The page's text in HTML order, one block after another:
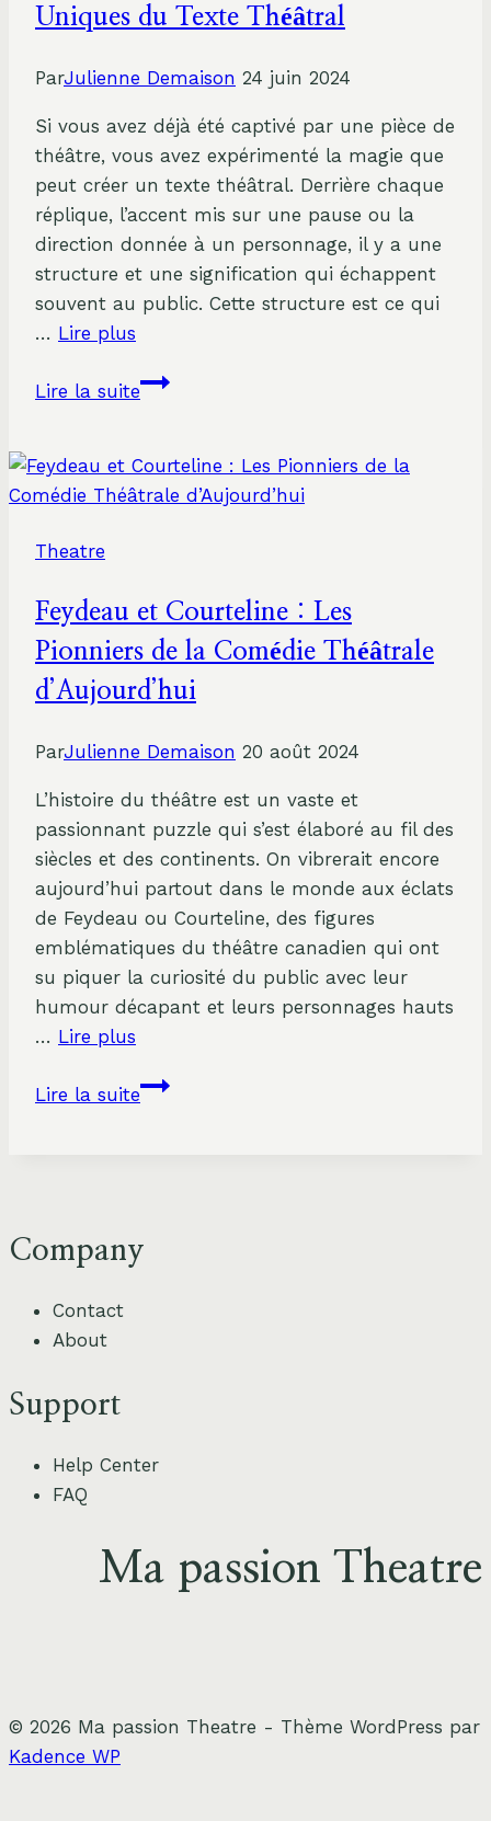
Origines
cet
Scénique
Uniques du Texte Théâtral
ParJulienne Demaison 24 juin 2024
Si vous avez déjà été captivé par une pièce de
théâtre, vous avez expérimenté la magie que
peut créer un texte théâtral. Derrière chaque
réplique, l’accent mis sur une pause ou la
direction donnée à un personnage, il y a une
structure et une signification qui échappent
souvent au public. Cette structure est ce qui
… Lire plus
Lire la suiteDécouvrez
Uniques
du
Theatre
Feydeau et Courteline : Les
Pionniers de la Comédie Théâtrale
d’Aujourd’hui
ParJulienne Demaison 20 août 2024
L’histoire du théâtre est un vaste et
passionnant puzzle qui s’est élaboré au fil des
siècles et des continents. On vibrerait encore
aujourd’hui partout dans le monde aux éclats
de Feydeau ou Courteline, des figures
emblématiques du théâtre canadien qui ont
su piquer la curiosité du public avec leur
humour décapant et leurs personnages hauts
… Lire plus
Lire la suiteFeydeau
Company
Contact
About
Support
Help Center
FAQ
Ma passion Theatre
© 2026 Ma passion Theatre - Thème WordPress par
Kadence WP